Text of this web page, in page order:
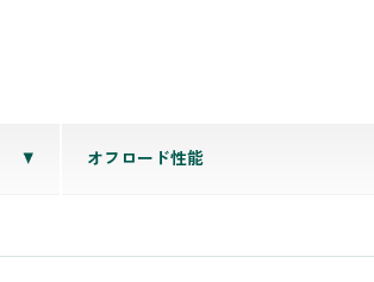
オフロード性能